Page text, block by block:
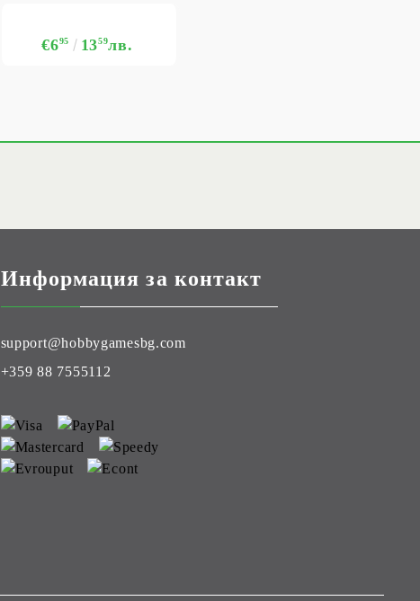
€695 1359лв.
Информация за контакт
support@hobbygamesbg.com
+359 88 7555112